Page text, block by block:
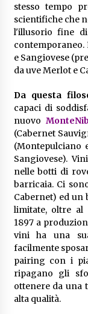
stesso tempo
scientifiche che
l'illusorio fine
contemporaneo.
e Sangiovese
da uve Merlot e
Da questa
capaci di
nuovo
(Cabernet
(Montepulciano
Sangiovese).
nelle botti di
barricaia. Ci
Cabernet) ed un
limitate, oltre al
1897 a
vini ha una
facilmente
pairing con i
ripagano gli
ottenere da una
alta qualità.